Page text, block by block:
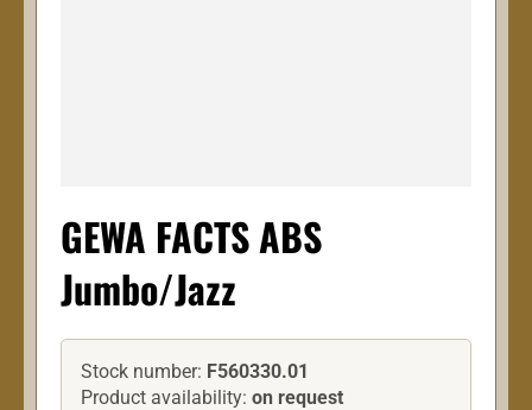
GEWA FACTS ABS
Jumbo/Jazz
Stock number: F560330.01
Product availability: on request